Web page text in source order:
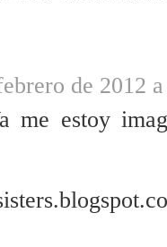
de 2012
me estoy